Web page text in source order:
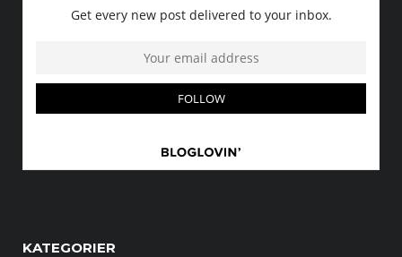
KATEGORIER